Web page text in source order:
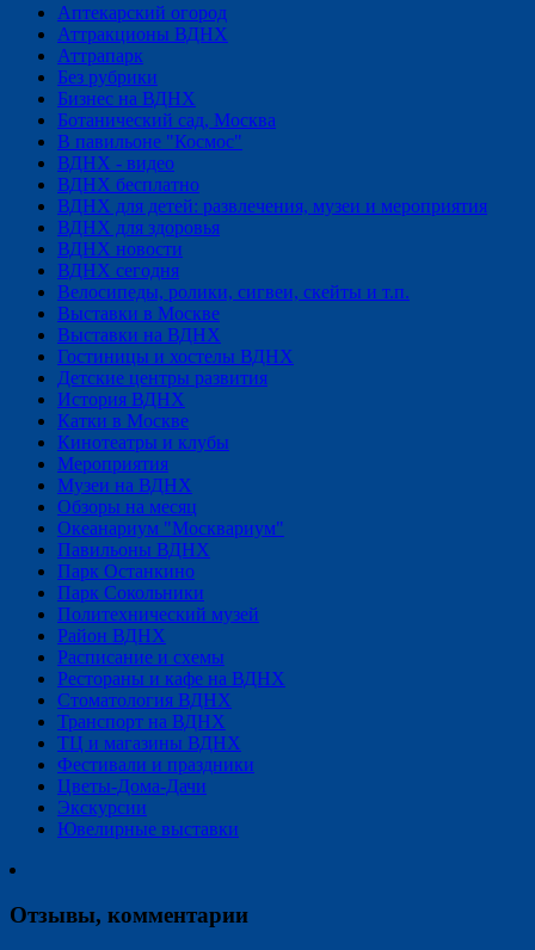
Аптекарский огород
Аттракционы ВДНХ
Аттрапарк
Без рубрики
Бизнес на ВДНХ
Ботанический сад, Москва
В павильоне "Космос"
ВДНХ - видео
ВДНХ бесплатно
ВДНХ для детей: развлечения, музеи и мероприятия
ВДНХ для здоровья
ВДНХ новости
ВДНХ сегодня
Велосипеды, ролики, сигвеи, скейты и т.п.
Выставки в Москве
Выставки на ВДНХ
Гостиницы и хостелы ВДНХ
Детские центры развития
История ВДНХ
Катки в Москве
Кинотеатры и клубы
Мероприятия
Музеи на ВДНХ
Обзоры на месяц
Океанариум "Москвариум"
Павильоны ВДНХ
Парк Останкино
Парк Сокольники
Политехнический музей
Район ВДНХ
Расписание и схемы
Рестораны и кафе на ВДНХ
Стоматология ВДНХ
Транспорт на ВДНХ
ТЦ и магазины ВДНХ
Фестивали и праздники
Цветы-Дома-Дачи
Экскурсии
Ювелирные выставки
Отзывы, комментарии